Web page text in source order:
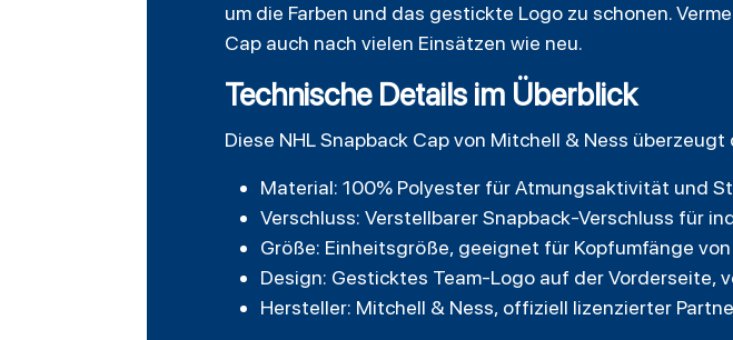
um die Farben und das gestickte Logo zu schonen.
Cap auch nach vielen Einsätzen wie neu.
Technische Details im Überblick
Diese NHL Snapback Cap von Mitchell & Ness
Material: 100% Polyester für Atmungsaktivität und
Verschluss: Verstellbarer Snapback-Verschluss für
Größe: Einheitsgröße, geeignet für Kopfumfänge von
Design: Gesticktes Team-Logo auf der Vorderseite,
Hersteller: Mitchell & Ness, offiziell lizenzierter